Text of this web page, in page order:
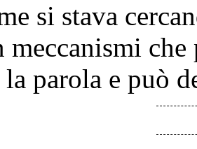
si stava
parola e può